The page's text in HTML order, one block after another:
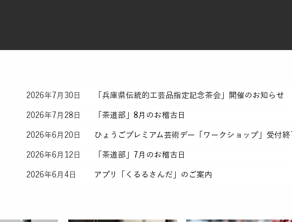
2026年7月30日 「兵庫県伝統的工芸品指定記念茶会」開催のお知らせ
2026年7月28日 「茶道部」8月のお稽古日
2026年6月20日 ひょうごプレミアム芸術デー「ワークショップ」受付終
2026年6月12日 「茶道部」7月のお稽古日
2026年6月4日 アプリ「くるるさんだ」のご案内